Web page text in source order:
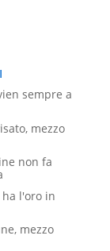
sempre a
mezzo
non fa
l'oro in
mezzo